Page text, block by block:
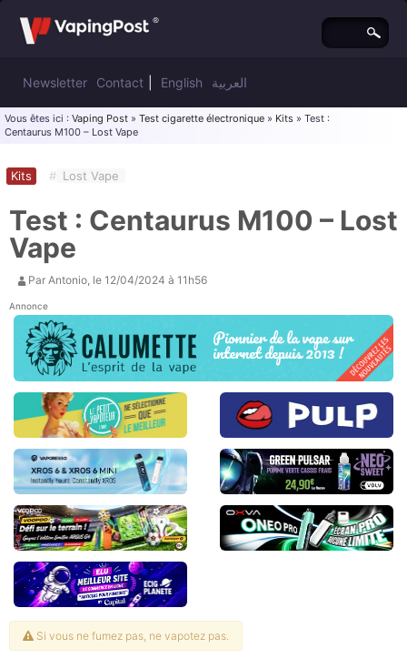
Newsletter Contact English العربية
Vous êtes ici : Vaping Post » Test cigarette électronique » Kits » Test :
Centaurus M100 – Lost Vape
Test : Centaurus M100 – Lost
Vape
Kits # Lost Vape
Par Antonio, le 12/04/2024 à 11h56
Annonce
Si vous ne fumez pas, ne vapotez pas.